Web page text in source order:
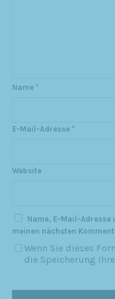
Name *
E-Mail-Adresse *
Website
Name, E-Mail-Adresse
meinen nächsten
Wenn Sie dieses
die Speicherung